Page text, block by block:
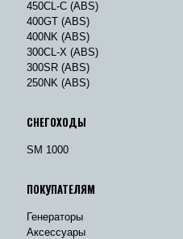
450CL-C (ABS)
400GT (ABS)
400NK (ABS)
300CL-X (ABS)
300SR (ABS)
250NK (ABS)
СНЕГОХОДЫ
SM 1000
ПОКУПАТЕЛЯМ
Генераторы
Аксессуары